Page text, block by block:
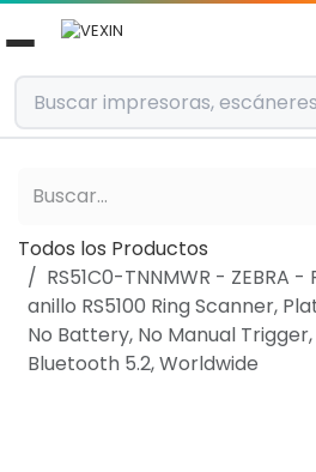
Ir al contenido
Todos los Productos
RS51C0-TNNMWR - ZEBRA -
anillo RS5100 Ring Scanner,
No Battery, No Manual
Bluetooth 5.2, Worldwide